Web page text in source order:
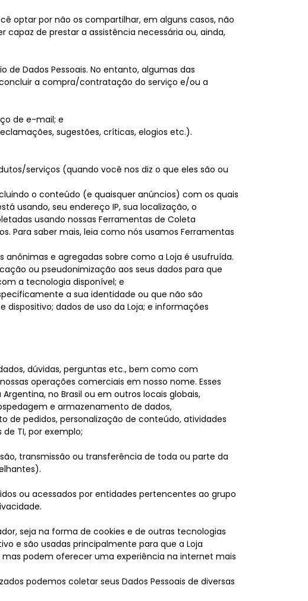
optar por não os compartilhar, em alguns casos, não
capaz de prestar a assistência necessária ou, ainda,
Dados Pessoais. No entanto, algumas das
a compra/contratação do serviço e/ou a
de e-mail; e
sugestões, críticas, elogios etc.).
serviços (quando você nos diz o que eles são ou
o conteúdo (e quaisquer anúncios) com os quais
usando, seu endereço IP, sua localização, o
usando nossas Ferramentas de Coleta
Para saber mais, leia como nós usamos Ferramentas
e agregadas sobre como a Loja é usufruída.
ou pseudonimização aos seus dados para que
a tecnologia disponível; e
a sua identidade ou que não são
dados de uso da Loja; e informações
dúvidas, perguntas etc., bem como com
operações comerciais em nosso nome. Esses
no Brasil ou em outros locais globais,
e armazenamento de dados,
pedidos, personalização de conteúdo, atividades
TI, por exemplo;
transmissão ou transferência de toda ou parte da
ou acessados por entidades pertencentes ao grupo
seja na forma de cookies e de outras tecnologias
e são usadas principalmente para que a Loja
podem oferecer uma experiência na internet mais
podemos coletar seus Dados Pessoais de diversas